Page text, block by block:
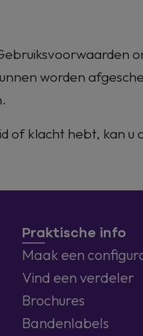
worden
of klacht hebt, kan
Praktische info
Maak een
Vind een verdeler
Brochures
Bandenlabels